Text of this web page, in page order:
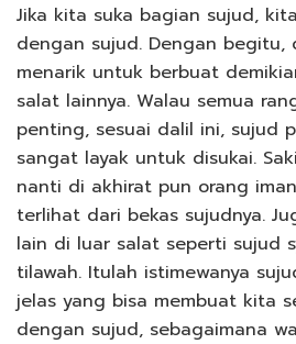
Jika kita suka bagian sujud,
dengan sujud. Dengan begitu,
menarik untuk berbuat
salat lainnya. Walau semua
penting, sesuai dalil ini, sujud
sangat layak untuk disukai.
nanti di akhirat pun orang
terlihat dari bekas sujudnya.
lain di luar salat seperti sujud
tilawah. Itulah istimewanya
jelas yang bisa membuat kita
dengan sujud, sebagaimana